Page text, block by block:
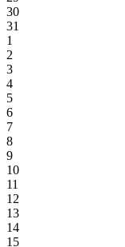
30
31
1
2
3
4
5
6
7
8
9
10
11
12
13
14
15